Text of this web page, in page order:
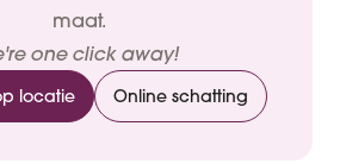
maat.
one click away!
locatie Online schatting